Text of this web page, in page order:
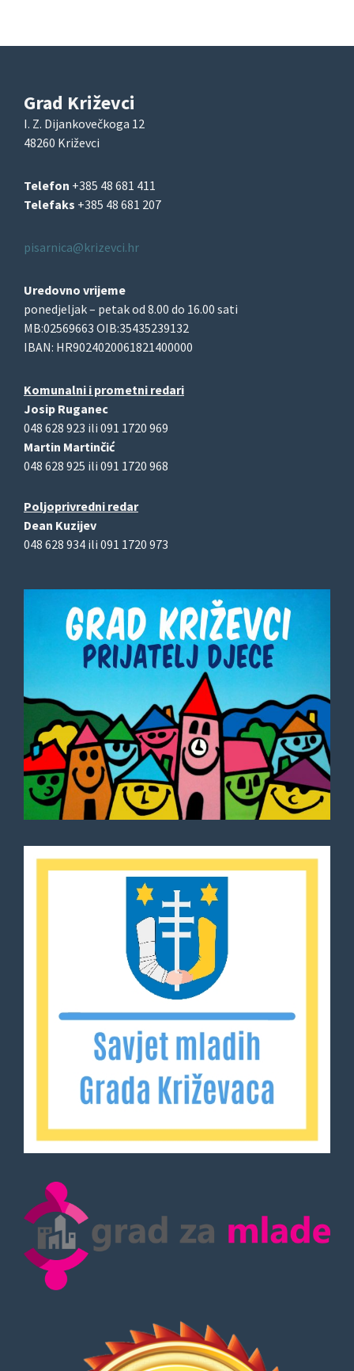
Grad Križevci
I. Z. Dijankovečkoga 12
48260 Križevci
Telefon +385 48 681 411
Telefaks +385 48 681 207
pisarnica@krizevci.hr
Uredovno vrijeme
ponedjeljak – petak od 8.00 do 16.00 sati
MB:02569663 OIB:35435239132
IBAN: HR9024020061821400000
Komunalni i prometni redari
Josip Ruganec
048 628 923 ili 091 1720 969
Martin Martinčić
048 628 925 ili 091 1720 968
Poljoprivredni redar
Dean Kuzijev
048 628 934 ili 091 1720 973